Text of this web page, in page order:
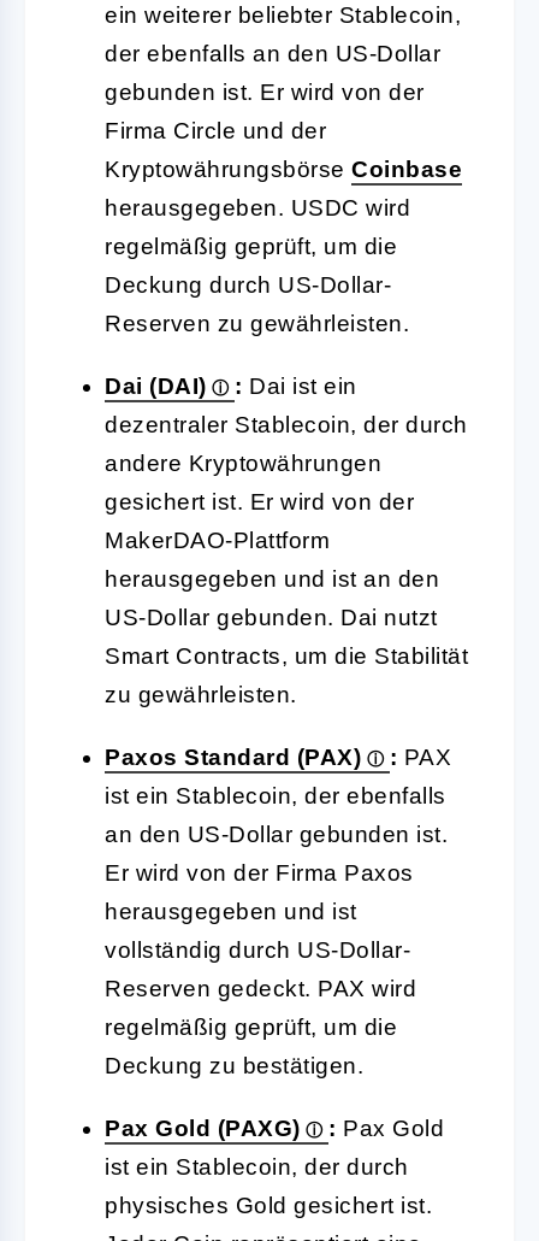
ein weiterer beliebter Stablecoin,
der ebenfalls an den US-Dollar
gebunden ist. Er wird von der
Firma Circle und der
Kryptowährungsbörse Coinbase
herausgegeben. USDC wird
regelmäßig geprüft, um die
Deckung durch US-Dollar-
Reserven zu gewährleisten.
Dai (DAI) : Dai ist ein
dezentraler Stablecoin, der durch
andere Kryptowährungen
gesichert ist. Er wird von der
MakerDAO-Plattform
herausgegeben und ist an den
US-Dollar gebunden. Dai nutzt
Smart Contracts, um die Stabilität
zu gewährleisten.
Paxos Standard (PAX) : PAX
ist ein Stablecoin, der ebenfalls
an den US-Dollar gebunden ist.
Er wird von der Firma Paxos
herausgegeben und ist
vollständig durch US-Dollar-
Reserven gedeckt. PAX wird
regelmäßig geprüft, um die
Deckung zu bestätigen.
Pax Gold (PAXG) : Pax Gold
ist ein Stablecoin, der durch
physisches Gold gesichert ist.